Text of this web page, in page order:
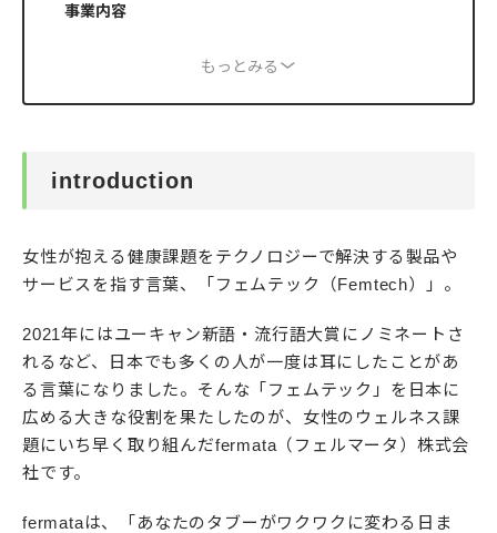
事業内容
もっとみる
introduction
女性が抱える健康課題をテクノロジーで解決する製品や
サービスを指す言葉、「フェムテック（Femtech）」。
2021年にはユーキャン新語・流行語大賞にノミネートさ
れるなど、日本でも多くの人が一度は耳にしたことがあ
る言葉になりました。そんな「フェムテック」を日本に
広める大きな役割を果たしたのが、女性のウェルネス課
題にいち早く取り組んだfermata（フェルマータ）株式会
社です。
fermataは、「あなたのタブーがワクワクに変わる日ま